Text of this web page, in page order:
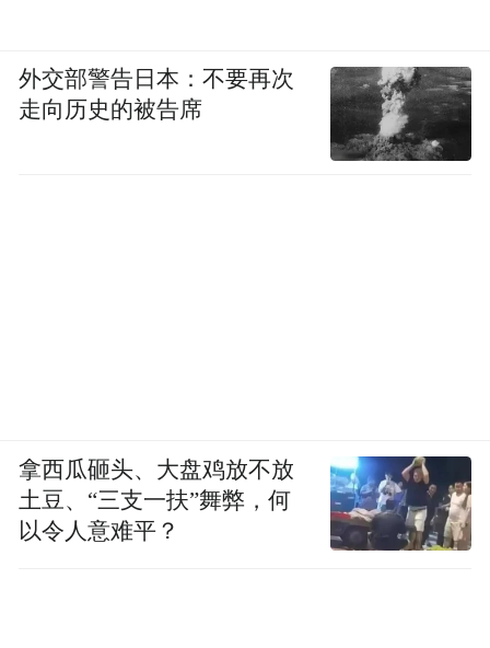
外交部警告日本：不要再次
走向历史的被告席
拿西瓜砸头、大盘鸡放不放
土豆、“三支一扶”舞弊，何
以令人意难平？